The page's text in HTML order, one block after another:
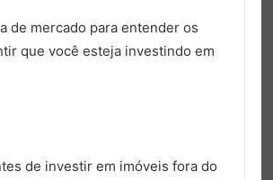
de mercado para entender os
que você esteja investindo em
de investir em imóveis fora do